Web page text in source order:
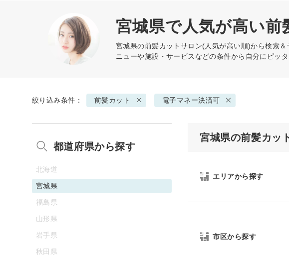
宮城県で人気が高い
宮城県の前髪カット サロン(人気が高い順)から検索
ニューや施設・サービスなどの条件から自分にピッ
絞り込み条件： 前髪カット 電子マネー決済可
宮城県の前髪カッ
エリアから探す
市区から探す
都道府県から探す
北海道
宮城県
福島県
山形県
岩手県
秋田県